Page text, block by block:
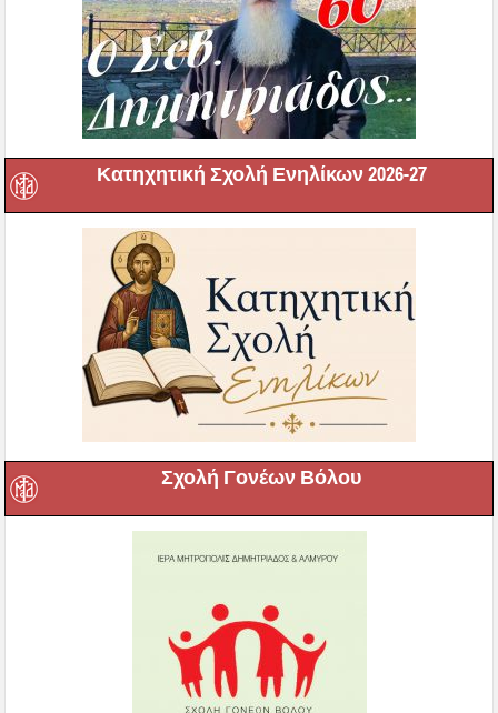
Κατηχητική Σχολή Ενηλίκων 2026-27
Σχολή Γονέων Βόλου